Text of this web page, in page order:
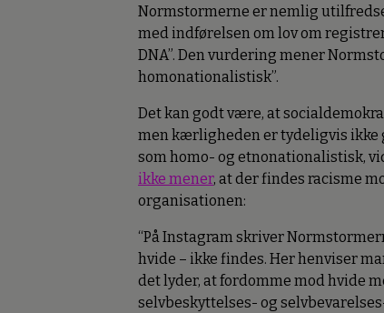
Normstormerne er nemlig
med indførelsen om lov om
DNA”. Den vurdering mener
homonationalistisk”.
Det kan godt være, at
men kærligheden er tydeligvis ikke
som homo- og etnonationalistisk,
ikke mener, at der findes racisme
organisationen:
“På Instagram skriver
hvide – ikke findes. Her henviser
det lyder, at fordomme mod hvide
selvbeskyttelses- og